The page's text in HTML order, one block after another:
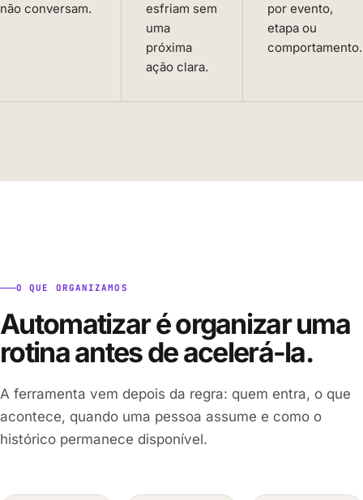
não conversam.
esfriam sem
uma
próxima
ação clara.
por evento,
etapa ou
comportamento.
O QUE ORGANIZAMOS
Automatizar é organizar uma
rotina antes de acelerá-la.
A ferramenta vem depois da regra: quem entra, o que
acontece, quando uma pessoa assume e como o
histórico permanece disponível.